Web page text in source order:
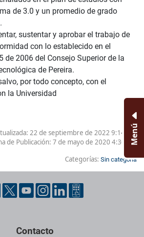
de 3.0 y un promedio de grado
sustentar y aprobar el trabajo de
con lo establecido en el
de 2006 del Consejo Superior de la
de Pereira.
por todo concepto, con el
la Universidad
22 de septiembre de 2022 9:14 AM
de Publicación: 7 de mayo de 2020 4:30 PM
Categorías: Sin categoría
Menú
de contacto, redes sociales y
Contacto